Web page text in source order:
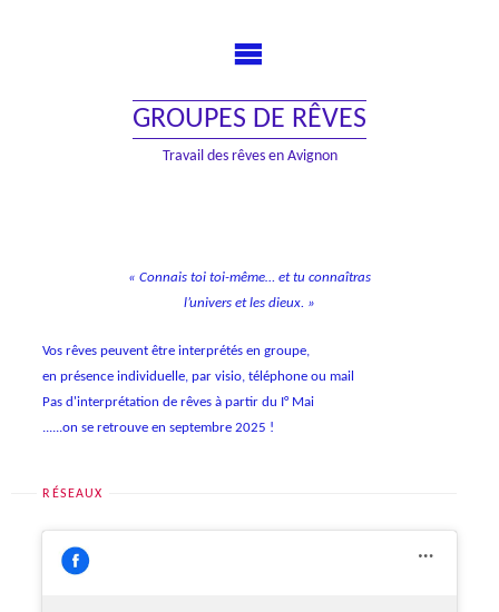
GROUPES DE RÊVES
Travail des rêves en Avignon
« Connais toi toi-même… et tu connaîtras
l’univers et les dieux. »
Vos rêves peuvent être interprétés en groupe,
en présence individuelle, par visio, téléphone ou mail
Pas d'interprétation de rêves à partir du I° Mai
......on se retrouve en septembre 2025 !
RÉSEAUX